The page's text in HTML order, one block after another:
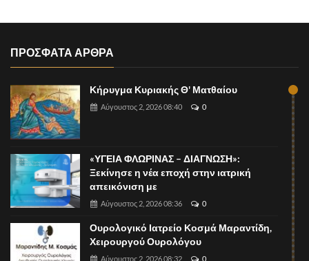
ΠΡΟΣΦΑΤΑ ΑΡΘΡΑ
Κήρυγμα Κυριακής Θ' Ματθαίου
Αύγουστος 2, 2026 08:40 0
«ΥΓΕΙΑ ΦΛΩΡΙΝΑΣ – ΔΙΑΓΝΩΣΗ»:
Ξεκίνησε η νέα εποχή στην ιατρική
απεικόνιση με
Αύγουστος 2, 2026 08:36 0
Ουρολογικό Ιατρείο Κοσμά Μαραντίδη,
Χειρουργού Ουρολόγου
Αύγουστος 2, 2026 08:32 0